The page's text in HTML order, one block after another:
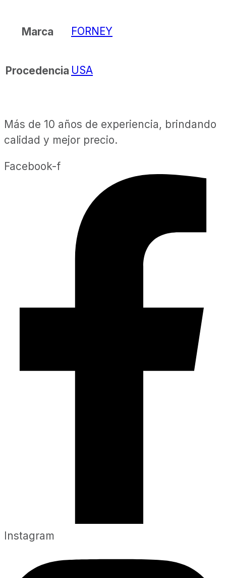
Marca FORNEY
Procedencia USA
Más de 10 años de experiencia, brindando
calidad y mejor precio.
Facebook-f
Instagram